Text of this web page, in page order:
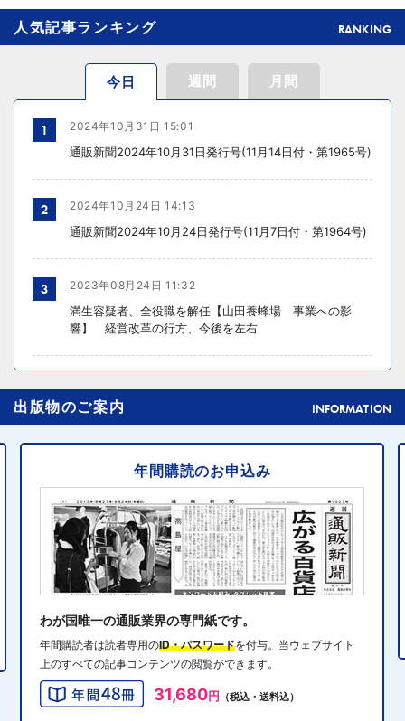
人気記事ランキング RANKING
今日 週間 月間
1 2024年10月31日 15:01
通販新聞2024年10月31日発行号(11月14日付・第1965号)
2 2024年10月24日 14:13
通販新聞2024年10月24日発行号(11月7日付・第1964号)
3 2023年08月24日 11:32
満生容疑者、全役職を解任【山田養蜂場 事業への影
響】 経営改革の行方、今後を左右
4
元ディノスの石川森生氏、ECのプロフェッショナルらの
共助型ネットワーク組織立ち上げ
5 2024年10月31日 14:10
消費者庁、美容液通販に特定商取引法違反で9カ月の業務
停止命令
2024年10月31日 14:32
り込み
7 2024年10月31日 13:40
QVCジャパンがゾゾと”コーデ対決”、”千葉愛”テーマにフ
出版物のご案内 INFORMATION
年間購読のお申込み
わが国唯一の通販業界の専門紙です。
年間購読者は読者専用のID・パスワードを付与。当ウェブサイト
上のすべての記事コンテンツの閲覧ができます。
31,680円 （税込・送料込）